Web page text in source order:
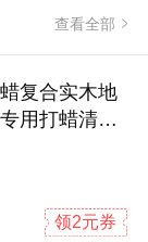
查看全部
复合实木地
用打蜡清洁
领2元券